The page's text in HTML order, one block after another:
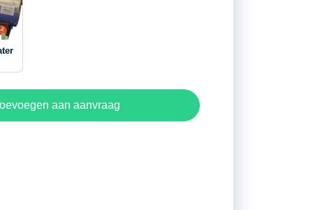
aan aanvraag